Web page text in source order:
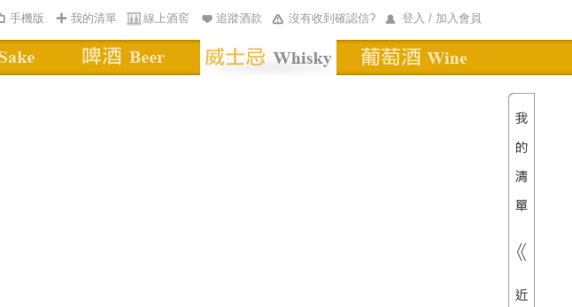
登入 / 加入會員
沒有收到確認信?
追蹤酒款
線上酒窖
我的清單
手機版